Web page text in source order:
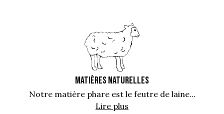
MATIÈRES NATURELLES
Notre matière phare est le feutre de laine...
Lire plus